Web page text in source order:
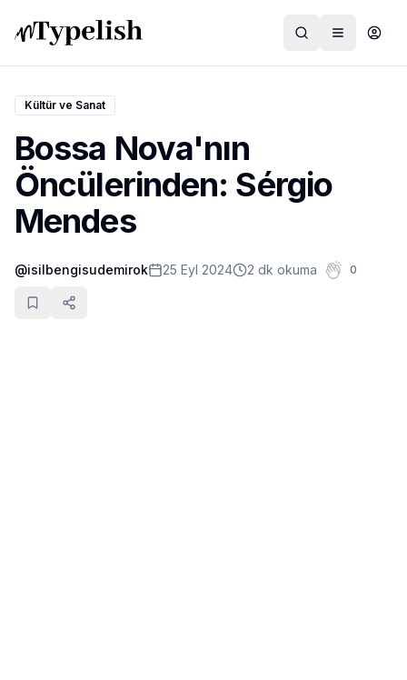
Dünya
Film ve Dizi
Kültür ve Sanat
Sağlık
Siyaset ve Tarih
Kültür ve Sanat
Bossa Nova'nın
Öncülerinden: Sérgio
Mendes
@isilbengisudemirok 25 Eyl 2024 2 dk okuma 0